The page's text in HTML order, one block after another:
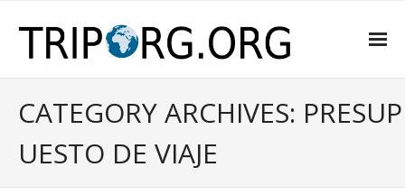
CATEGORY ARCHIVES: PRESUP
UESTO DE VIAJE